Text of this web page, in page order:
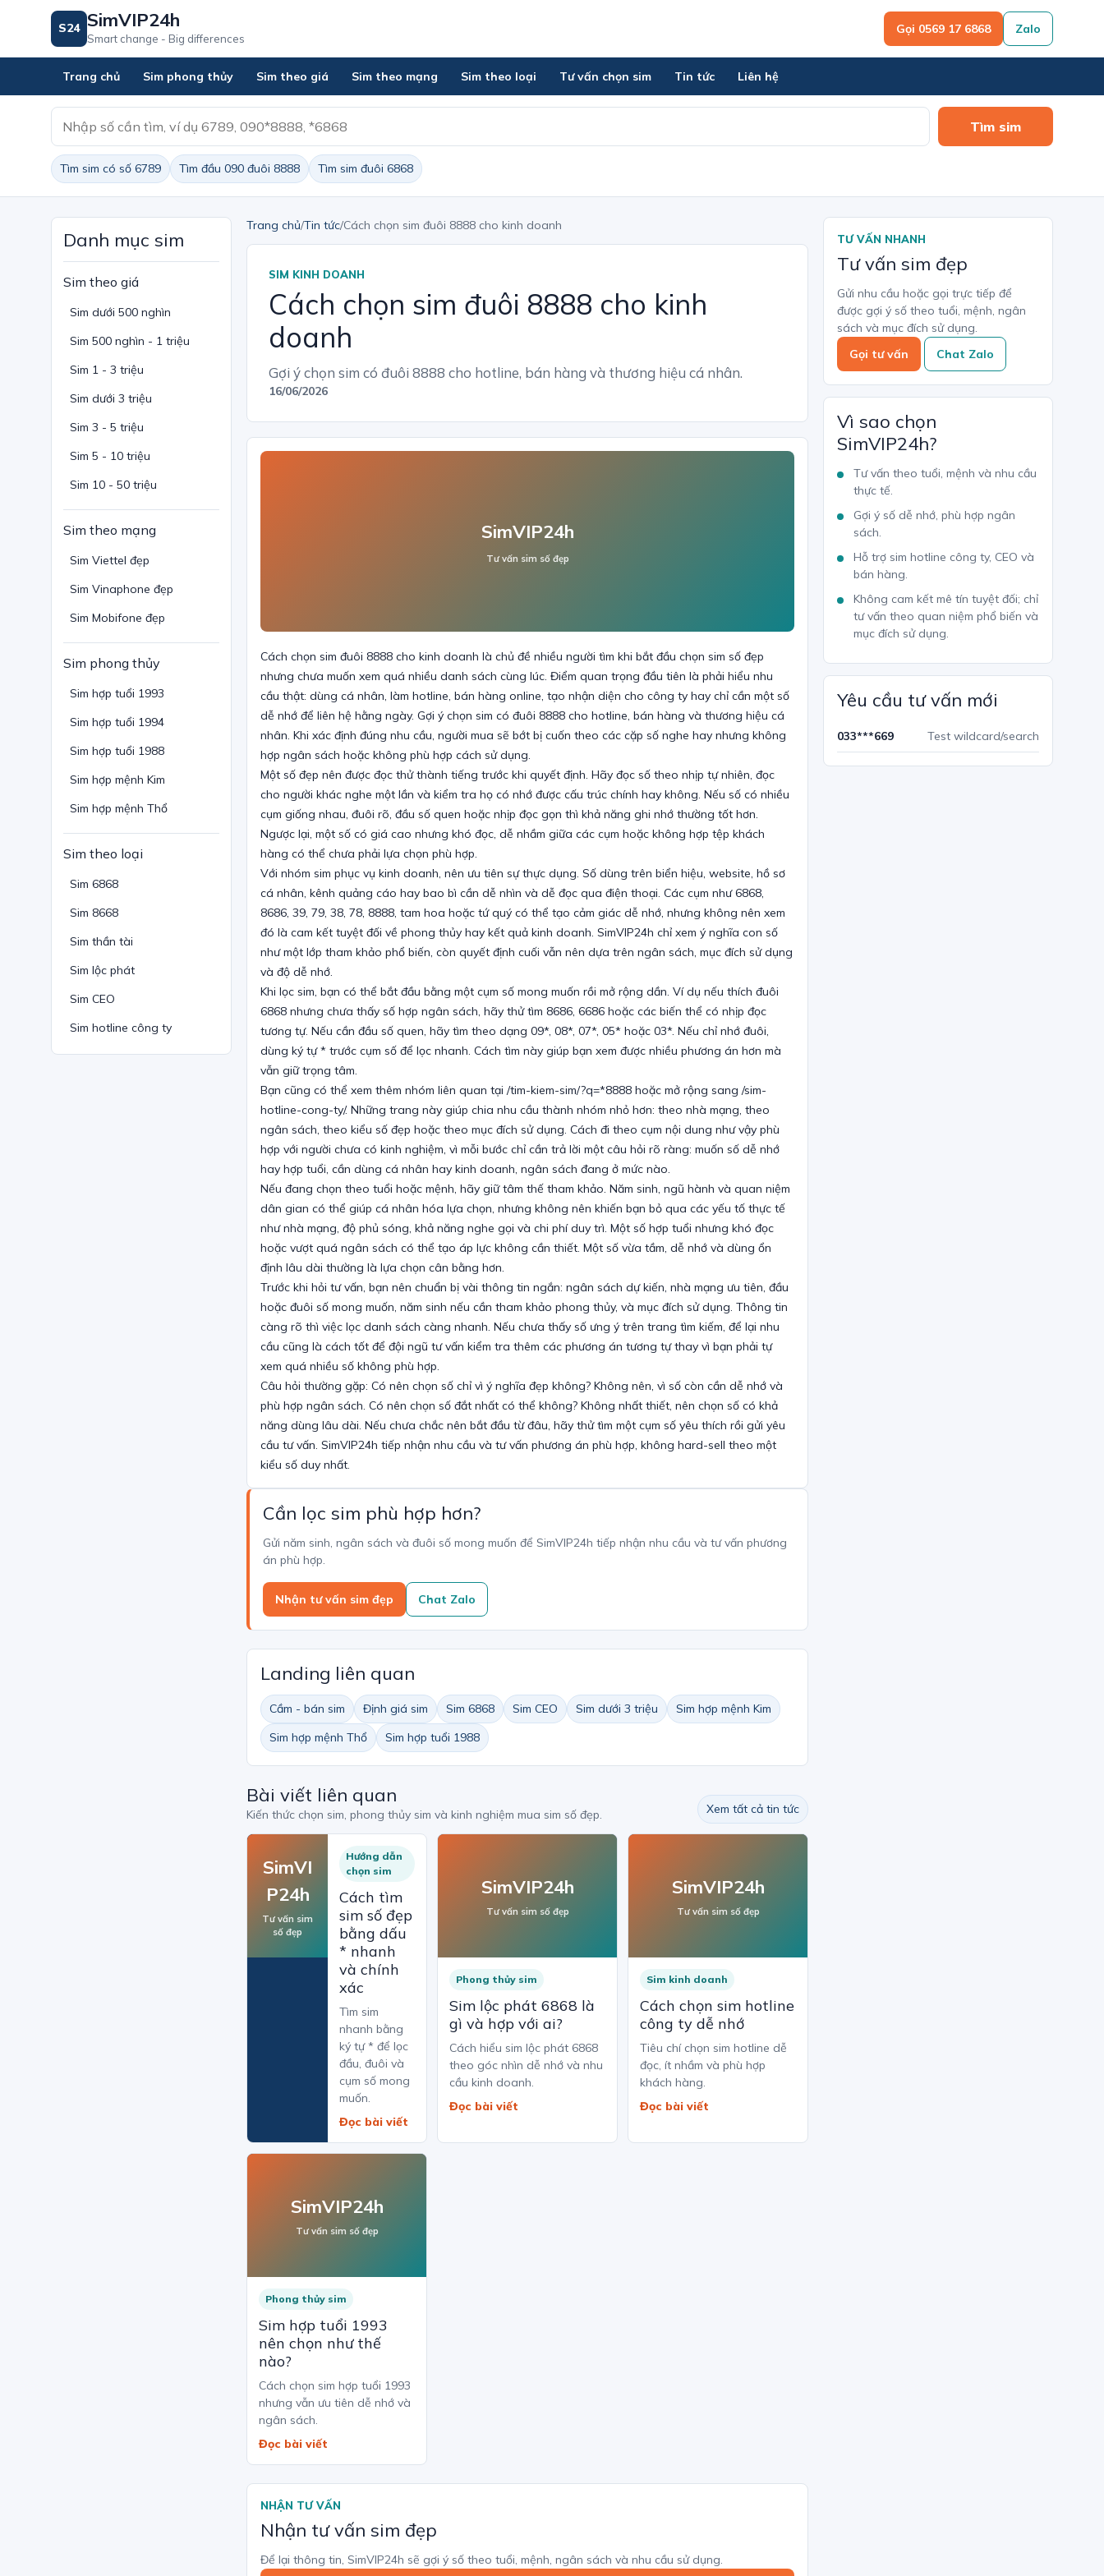
S24 SimVIP24h
Smart change - Big differences
Gọi 0569 17 6868 Zalo
Trang chủ Sim phong thủy Sim theo giá Sim theo mạng Sim theo loại Tư vấn chọn sim Tin tức Liên hệ
Tìm sim
Tìm sim có số 6789 Tìm đầu 090 đuôi 8888 Tìm sim đuôi 6868
Danh mục sim
Sim theo giá
Sim dưới 500 nghìn
Sim 500 nghìn - 1 triệu
Sim 1 - 3 triệu
Sim dưới 3 triệu
Sim 3 - 5 triệu
Sim 5 - 10 triệu
Sim 10 - 50 triệu
Sim theo mạng
Sim Viettel đẹp
Sim Vinaphone đẹp
Sim Mobifone đẹp
Sim phong thủy
Sim hợp tuổi 1993
Sim hợp tuổi 1994
Sim hợp tuổi 1988
Sim hợp mệnh Kim
Sim hợp mệnh Thổ
Sim theo loại
Sim 6868
Sim 8668
Sim thần tài
Sim lộc phát
Sim CEO
Sim hotline công ty
Trang chủ/Tin tức/Cách chọn sim đuôi 8888 cho kinh doanh
SIM KINH DOANH
Cách chọn sim đuôi 8888 cho kinh
doanh
Gợi ý chọn sim có đuôi 8888 cho hotline, bán hàng và thương hiệu cá nhân.
16/06/2026
SimVIP24h
Tư vấn sim số đẹp
Cách chọn sim đuôi 8888 cho kinh doanh là chủ đề nhiều người tìm khi bắt đầu chọn sim số đẹp
nhưng chưa muốn xem quá nhiều danh sách cùng lúc. Điểm quan trọng đầu tiên là phải hiểu nhu
cầu thật: dùng cá nhân, làm hotline, bán hàng online, tạo nhận diện cho công ty hay chỉ cần một số
dễ nhớ để liên hệ hằng ngày. Gợi ý chọn sim có đuôi 8888 cho hotline, bán hàng và thương hiệu cá
nhân. Khi xác định đúng nhu cầu, người mua sẽ bớt bị cuốn theo các cặp số nghe hay nhưng không
hợp ngân sách hoặc không phù hợp cách sử dụng.
Một số đẹp nên được đọc thử thành tiếng trước khi quyết định. Hãy đọc số theo nhịp tự nhiên, đọc
cho người khác nghe một lần và kiểm tra họ có nhớ được cấu trúc chính hay không. Nếu số có nhiều
cụm giống nhau, đuôi rõ, đầu số quen hoặc nhịp đọc gọn thì khả năng ghi nhớ thường tốt hơn.
Ngược lại, một số có giá cao nhưng khó đọc, dễ nhầm giữa các cụm hoặc không hợp tệp khách
hàng có thể chưa phải lựa chọn phù hợp.
Với nhóm sim phục vụ kinh doanh, nên ưu tiên sự thực dụng. Số dùng trên biển hiệu, website, hồ sơ
cá nhân, kênh quảng cáo hay bao bì cần dễ nhìn và dễ đọc qua điện thoại. Các cụm như 6868,
8686, 39, 79, 38, 78, 8888, tam hoa hoặc tứ quý có thể tạo cảm giác dễ nhớ, nhưng không nên xem
đó là cam kết tuyệt đối về phong thủy hay kết quả kinh doanh. SimVIP24h chỉ xem ý nghĩa con số
như một lớp tham khảo phổ biến, còn quyết định cuối vẫn nên dựa trên ngân sách, mục đích sử dụng
và độ dễ nhớ.
Khi lọc sim, bạn có thể bắt đầu bằng một cụm số mong muốn rồi mở rộng dần. Ví dụ nếu thích đuôi
6868 nhưng chưa thấy số hợp ngân sách, hãy thử tìm 8686, 6686 hoặc các biến thể có nhịp đọc
tương tự. Nếu cần đầu số quen, hãy tìm theo dạng 09*, 08*, 07*, 05* hoặc 03*. Nếu chỉ nhớ đuôi,
dùng ký tự * trước cụm số để lọc nhanh. Cách tìm này giúp bạn xem được nhiều phương án hơn mà
vẫn giữ trọng tâm.
Bạn cũng có thể xem thêm nhóm liên quan tại /tim-kiem-sim/?q=*8888 hoặc mở rộng sang /sim-
hotline-cong-ty/. Những trang này giúp chia nhu cầu thành nhóm nhỏ hơn: theo nhà mạng, theo
ngân sách, theo kiểu số đẹp hoặc theo mục đích sử dụng. Cách đi theo cụm nội dung như vậy phù
hợp với người chưa có kinh nghiệm, vì mỗi bước chỉ cần trả lời một câu hỏi rõ ràng: muốn số dễ nhớ
hay hợp tuổi, cần dùng cá nhân hay kinh doanh, ngân sách đang ở mức nào.
Nếu đang chọn theo tuổi hoặc mệnh, hãy giữ tâm thế tham khảo. Năm sinh, ngũ hành và quan niệm
dân gian có thể giúp cá nhân hóa lựa chọn, nhưng không nên khiến bạn bỏ qua các yếu tố thực tế
như nhà mạng, độ phủ sóng, khả năng nghe gọi và chi phí duy trì. Một số hợp tuổi nhưng khó đọc
hoặc vượt quá ngân sách có thể tạo áp lực không cần thiết. Một số vừa tầm, dễ nhớ và dùng ổn
định lâu dài thường là lựa chọn cân bằng hơn.
Trước khi hỏi tư vấn, bạn nên chuẩn bị vài thông tin ngắn: ngân sách dự kiến, nhà mạng ưu tiên, đầu
hoặc đuôi số mong muốn, năm sinh nếu cần tham khảo phong thủy, và mục đích sử dụng. Thông tin
càng rõ thì việc lọc danh sách càng nhanh. Nếu chưa thấy số ưng ý trên trang tìm kiếm, để lại nhu
cầu cũng là cách tốt để đội ngũ tư vấn kiểm tra thêm các phương án tương tự thay vì bạn phải tự
xem quá nhiều số không phù hợp.
Câu hỏi thường gặp: Có nên chọn số chỉ vì ý nghĩa đẹp không? Không nên, vì số còn cần dễ nhớ và
phù hợp ngân sách. Có nên chọn số đắt nhất có thể không? Không nhất thiết, nên chọn số có khả
năng dùng lâu dài. Nếu chưa chắc nên bắt đầu từ đâu, hãy thử tìm một cụm số yêu thích rồi gửi yêu
cầu tư vấn. SimVIP24h tiếp nhận nhu cầu và tư vấn phương án phù hợp, không hard-sell theo một
kiểu số duy nhất.
Cần lọc sim phù hợp hơn?
Gửi năm sinh, ngân sách và đuôi số mong muốn để SimVIP24h tiếp nhận nhu cầu và tư vấn phương
án phù hợp.
Nhận tư vấn sim đẹp Chat Zalo
Landing liên quan
Cầm - bán sim Định giá sim Sim 6868 Sim CEO Sim dưới 3 triệu
Sim hợp mệnh Kim
Sim hợp mệnh Thổ
Sim hợp tuổi 1988
Bài viết liên quan
Kiến thức chọn sim, phong thủy sim và kinh nghiệm mua sim số đẹp. Xem tất cả tin tức
SimVI
P24h
Tư vấn sim
số đẹp
Hướng dẫn
chọn sim
Cách tìm
sim số đẹp
bằng dấu
* nhanh
và chính
xác
Tìm sim
nhanh bằng
ký tự * để lọc
đầu, đuôi và
cụm số mong
muốn.
Đọc bài viết
SimVIP24h
Tư vấn sim số đẹp
Phong thủy sim
Sim lộc phát 6868 là
gì và hợp với ai?
Cách hiểu sim lộc phát 6868
theo góc nhìn dễ nhớ và nhu
cầu kinh doanh.
Đọc bài viết
SimVIP24h
Tư vấn sim số đẹp
Sim kinh doanh
Cách chọn sim hotline
công ty dễ nhớ
Tiêu chí chọn sim hotline dễ
đọc, ít nhầm và phù hợp
khách hàng.
Đọc bài viết
SimVIP24h
Tư vấn sim số đẹp
Phong thủy sim
Sim hợp tuổi 1993
nên chọn như thế
nào?
Cách chọn sim hợp tuổi 1993
nhưng vẫn ưu tiên dễ nhớ và
ngân sách.
Đọc bài viết
NHẬN TƯ VẤN
Nhận tư vấn sim đẹp
Để lại thông tin, SimVIP24h sẽ gợi ý số theo tuổi, mệnh, ngân sách và nhu cầu sử dụng.
TƯ VẤN NHANH
Tư vấn sim đẹp
Gửi nhu cầu hoặc gọi trực tiếp để
được gợi ý số theo tuổi, mệnh, ngân
sách và mục đích sử dụng.
Gọi tư vấn
Chat Zalo
Vì sao chọn
SimVIP24h?
Tư vấn theo tuổi, mệnh và nhu cầu
thực tế.
Gợi ý số dễ nhớ, phù hợp ngân
sách.
Hỗ trợ sim hotline công ty, CEO và
bán hàng.
Không cam kết mê tín tuyệt đối; chỉ
tư vấn theo quan niệm phổ biến và
mục đích sử dụng.
Yêu cầu tư vấn mới
033***669 Test wildcard/search